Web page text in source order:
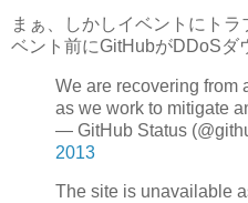
まぁ、しかしイベントにト
ベント前にGitHubがDDoSダ
We are recovering from
as we work to mitigate
— GitHub Status
2013
The site is unavailable